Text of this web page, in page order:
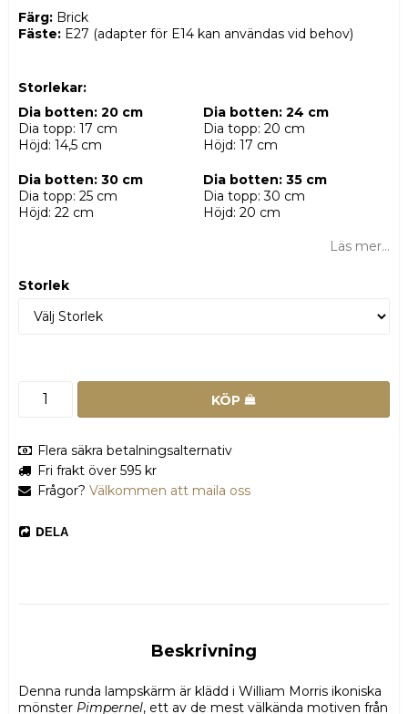
Färg: Brick
Fäste: E27 (adapter för E14 kan användas vid behov)
Storlekar:
Dia botten: 20 cm
Dia topp: 17 cm
Höjd: 14,5 cm
Dia botten: 24 cm
Dia topp: 20 cm
Höjd: 17 cm
Dia botten: 30 cm
Dia topp: 25 cm
Höjd: 22 cm
Dia botten: 35 cm
Dia topp: 30 cm
Höjd: 20 cm
Läs mer...
Storlek
KÖP
Flera säkra betalningsalternativ
Fri frakt över 595 kr
Frågor? Välkommen att maila oss
DELA
Beskrivning
Denna runda lampskärm är klädd i William Morris ikoniska
mönster Pimpernel, ett av de mest välkända motiven från